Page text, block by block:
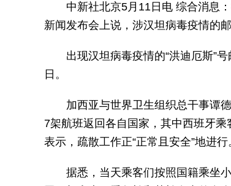
中新社北京5月11日电 综合消息
新闻发布会上说，涉汉坦病毒疫情的
出现汉坦病毒疫情的“洪迪厄斯”
日。
加西亚与世界卫生组织总干事谭
7架航班返回各自国家，其中西班牙
表示，疏散工作正“正常且安全”地进行
据悉，当天乘客们按照国籍乘坐